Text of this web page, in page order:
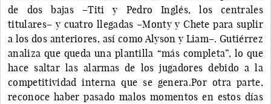
de dos bajas –Titi y Pedro Inglés, los centrales
titulares– y cuatro llegadas –Monty y Chete para suplir
a los dos anteriores, así como Alyson y Liam–. Gutiérrez
analiza que queda una plantilla “más completa”, lo que
hace saltar las alarmas de los jugadores debido a la
competitividad interna que se genera.Por otra parte,
reconoce haber pasado malos momentos en estos días